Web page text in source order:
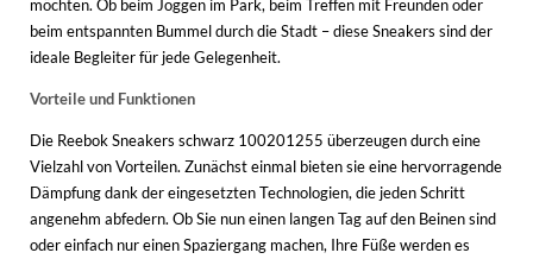
möchten. Ob beim Joggen im Park, beim Treffen mit Freunden oder
beim entspannten Bummel durch die Stadt – diese Sneakers sind der
ideale Begleiter für jede Gelegenheit.
Vorteile und Funktionen
Die Reebok Sneakers schwarz 100201255 überzeugen durch eine
Vielzahl von Vorteilen. Zunächst einmal bieten sie eine hervorragende
Dämpfung dank der eingesetzten Technologien, die jeden Schritt
angenehm abfedern. Ob Sie nun einen langen Tag auf den Beinen sind
oder einfach nur einen Spaziergang machen, Ihre Füße werden es